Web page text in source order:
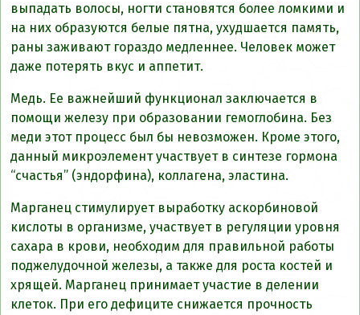
выпадать волосы, ногти становятся более ломкими и
на них образуются белые пятна, ухудшается память,
раны заживают гораздо медленнее. Человек может
даже потерять вкус и аппетит.
Медь. Ее важнейший функционал заключается в
помощи железу при образовании гемоглобина. Без
меди этот процесс был бы невозможен. Кроме этого,
данный микроэлемент участвует в синтезе гормона
“счастья” (эндорфина), коллагена, эластина.
Марганец стимулирует выработку аскорбиновой
кислоты в организме, участвует в регуляции уровня
сахара в крови, необходим для правильной работы
поджелудочной железы, а также для роста костей и
хрящей. Марганец принимает участие в делении
клеток. При его дефиците снижается прочность